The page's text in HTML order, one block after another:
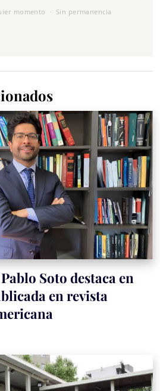
momento · Sin permanencia
Soto destaca en
en revista